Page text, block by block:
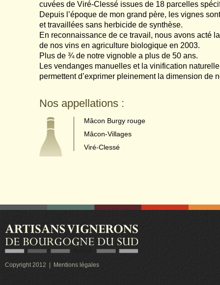
cuvées de Viré-Clessé issues de 18 parcelles
Depuis l’époque de mon grand père, les vignes
et travaillées sans herbicide de synthèse.
En reconnaissance de ce travail, nous avons acté
de nos vins en agriculture biologique en 2003.
Plus de ¾ de notre vignoble a plus de 50 ans.
Les vendanges manuelles et la vinification
permettent d’exprimer pleinement la dimension de
Nos appellations :
Mâcon Burgy rouge
Mâcon-Villages
Viré-Clessé
Copyright 2012 |
Mentions légales